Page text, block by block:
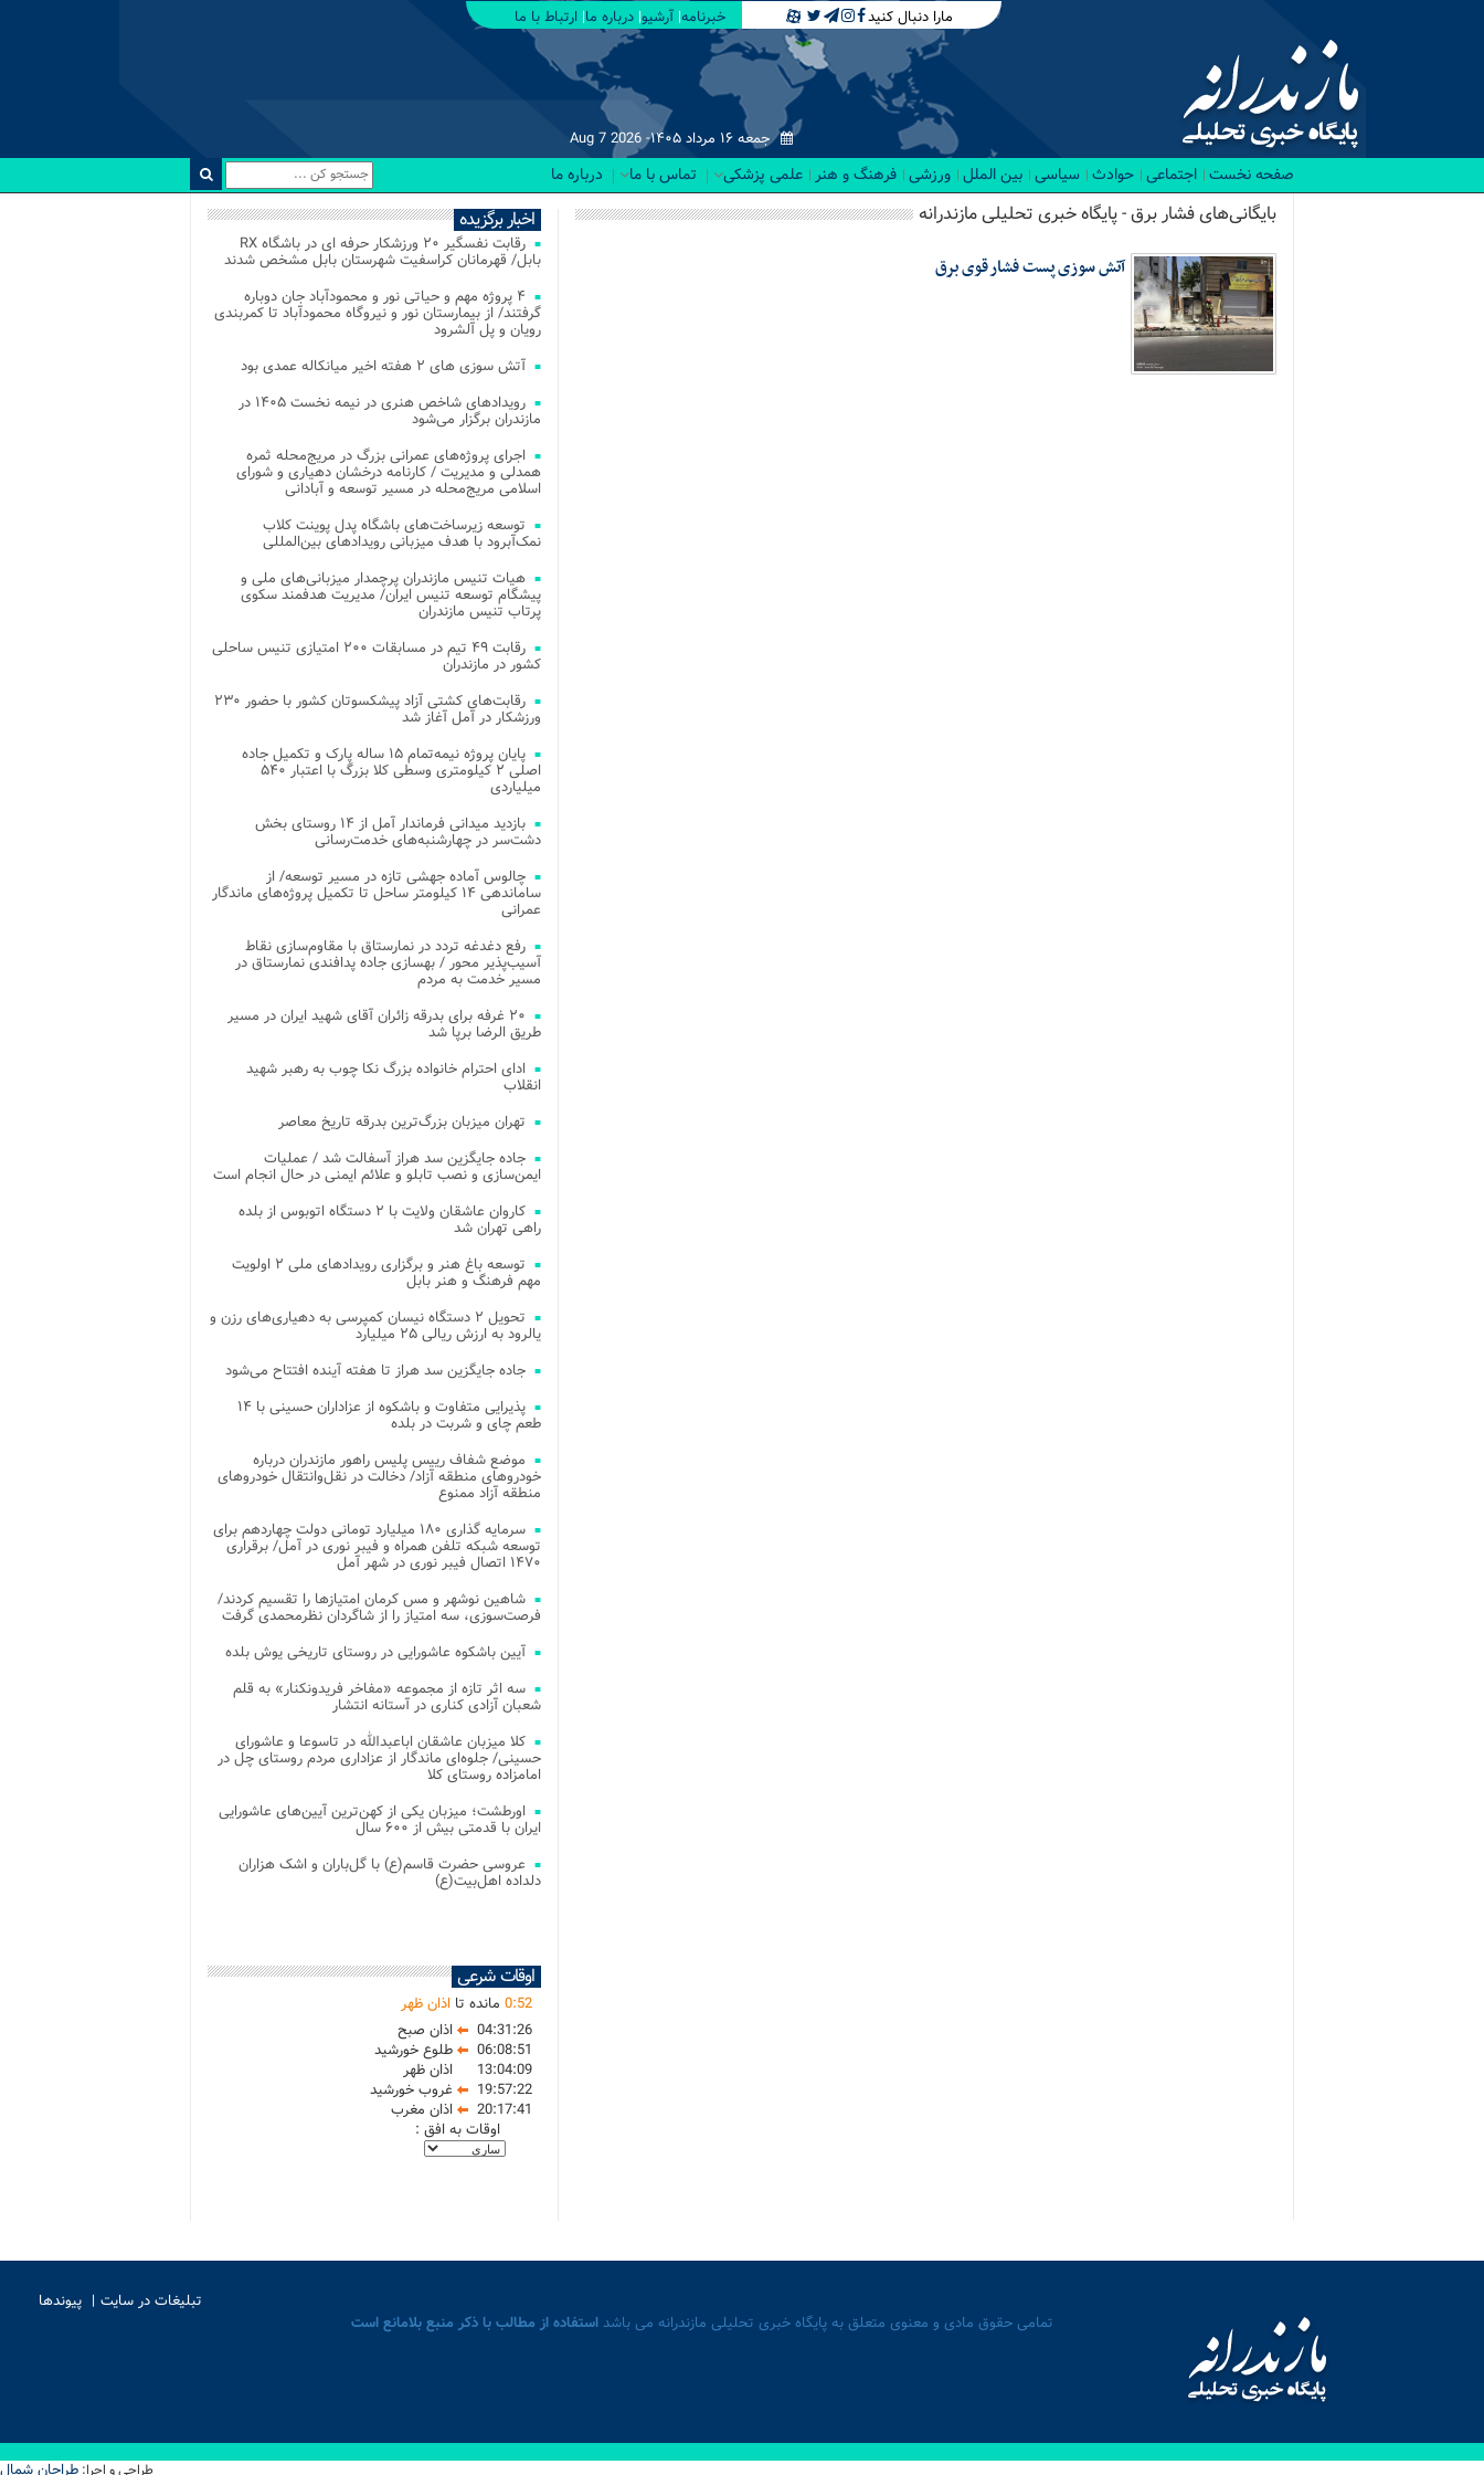
مارا دنبال کنید خبرنامه آرشیو درباره ما ارتباط با ما
جمعه ۱۶ مرداد ۱۴۰۵- Aug 7 2026
صفحه نخست اجتماعی حوادث سیاسی بین الملل ورزشی فرهنگ و هنر علمی پزشکی تماس با ما درباره ما
بایگانی‌های فشار برق - پایگاه خبری تحلیلی مازندرانه
آتش سوزی پست فشار قوی برق
اخبار برگزیده
رقابت نفسگیر ۲۰ ورزشکار حرفه ای در باشگاه RX
بابل/ قهرمانان کراسفیت شهرستان بابل مشخص شدند
۴ پروژه مهم و حیاتی نور و محمودآباد جان دوباره
گرفتند/ از بیمارستان نور و نیروگاه محمودآباد تا کمربندی
رویان و پل آلشرود
آتش‌ سوزی‌ های ۲ هفته اخیر میانکاله عمدی بود
رویدادهای شاخص هنری در نیمه نخست ۱۴۰۵ در
مازندران برگزار می‌شود
اجرای پروژه‌های عمرانی بزرگ در مریج‌محله ثمره
همدلی و مدیریت / کارنامه درخشان دهیاری و شورای
اسلامی مریج‌محله در مسیر توسعه و آبادانی
توسعه زیرساخت‌های باشگاه پدل پوینت کلاب
نمک‌آبرود با هدف میزبانی رویدادهای بین‌المللی
هیات تنیس مازندران پرچمدار میزبانی‌های ملی و
پیشگام توسعه تنیس ایران/ مدیریت هدفمند سکوی
پرتاب تنیس مازندران
رقابت ۴۹ تیم در مسابقات ۲۰۰ امتیازی تنیس ساحلی
کشور در مازندران
رقابت‌های کشتی آزاد پیشکسوتان کشور با حضور ۲۳۰
ورزشکار در آمل آغاز شد
پایان پروژه نیمه‌تمام ۱۵ ساله پارک و تکمیل جاده
اصلی ۲ کیلومتری وسطی کلا بزرگ با اعتبار ۵۴۰
میلیاردی
بازدید میدانی فرماندار آمل از ۱۴ روستای بخش
دشت‌سر در چهارشنبه‌های خدمت‌رسانی
چالوس آماده جهشی تازه در مسیر توسعه/ از
ساماندهی ۱۴ کیلومتر ساحل تا تکمیل پروژه‌های ماندگار
عمرانی
رفع دغدغه تردد در نمارستاق با مقاوم‌سازی نقاط
آسیب‌پذیر محور / بهسازی جاده پدافندی نمارستاق در
مسیر خدمت به مردم
۲۰ غرفه برای بدرقه زائران آقای شهید ایران در مسیر
طریق الرضا برپا شد
ادای احترام خانواده بزرگ نکا چوب به رهبر شهید
انقلاب
تهران میزبان بزرگ‌ترین بدرقه تاریخ معاصر
جاده جایگزین سد هراز آسفالت شد / عملیات
ایمن‌سازی و نصب تابلو و علائم ایمنی در حال انجام است
کاروان عاشقان ولایت با ۲ دستگاه اتوبوس از بلده
راهی تهران شد
توسعه باغ هنر و برگزاری رویدادهای ملی ۲ اولویت
مهم فرهنگ و هنر بابل
تحویل ۲ دستگاه نیسان کمپرسی به دهیاری‌های رزن و
یالرود به ارزش ریالی ۲۵ میلیارد
جاده جایگزین سد هراز تا هفته آینده افتتاح می‌شود
پذیرایی متفاوت و باشکوه از عزاداران حسینی با ۱۴
طعم چای و شربت در بلده
موضع شفاف رییس پلیس راهور مازندران درباره
خودروهای منطقه آزاد/ دخالت در نقل‌وانتقال خودروهای
منطقه آزاد ممنوع
سرمایه گذاری ۱۸۰ میلیارد تومانی دولت چهاردهم برای
توسعه شبکه تلفن همراه و فیبر نوری در آمل/ برقراری
۱۴۷۰ اتصال فیبر نوری در شهر آمل
شاهین نوشهر و مس کرمان امتیازها را تقسیم کردند/
فرصت‌سوزی، سه امتیاز را از شاگردان نظرمحمدی گرفت
آیین باشکوه عاشورایی در روستای تاریخی یوش بلده
سه اثر تازه از مجموعه «مفاخر فریدونکنار» به قلم
شعبان آزادی کناری در آستانه انتشار
کلا میزبان عاشقان اباعبدالله در تاسوعا و عاشورای
حسینی/ جلوه‌ای ماندگار از عزاداری مردم روستای چل در
امامزاده روستای کلا
اورطشت؛ میزبان یکی از کهن‌ترین آیین‌های عاشورایی
ایران با قدمتی بیش از ۶۰۰ سال
عروسی حضرت قاسم(ع) با گل‌باران و اشک هزاران
دلداده اهل‌بیت(ع)
اوقات شرعی
0:52 مانده تااذان ظهر
04:31:26
اذان صبح
06:08:51
طلوع خورشید
13:04:09
اذان ظهر
19:57:22
غروب خورشید
20:17:41
اذان مغرب
اوقات به افق :
تبلیغات در سایت
پیوندها
تمامی حقوق مادی و معنوی متعلق به پایگاه خبری تحلیلی مازندرانه می باشداستفاده از مطالب با ذکر منبع بلامانع است
طراحی و اجرا: طراحان شمال